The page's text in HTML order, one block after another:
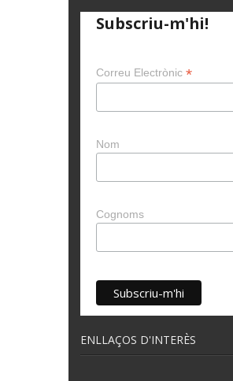
Subscriu-m'hi!
Correu Electrònic *
Nom
Cognoms
ENLLAÇOS D'INTERÈS